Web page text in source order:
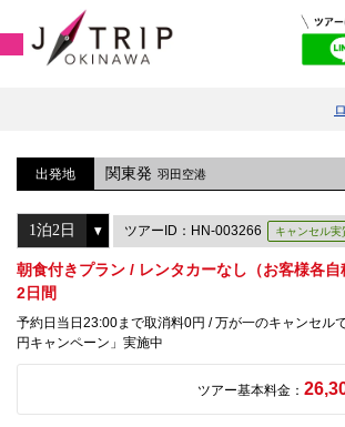
出発地 関東発 羽田空港
ツアーID：HN-003266 キャンセル
朝食付きプラン / レンタカーなし（お客様各
2日間
予約日当日23:00まで取消料0円 / 万が一のキャンセル
円キャンペーン」実施中
ツアー基本料金：